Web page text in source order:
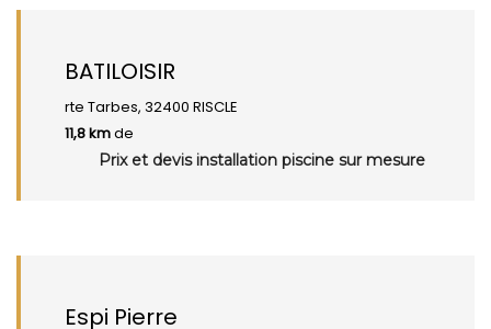
BATILOISIR
rte Tarbes, 32400 RISCLE
11,8 kmde
Prix et devis installation piscine sur mesure
Espi Pierre